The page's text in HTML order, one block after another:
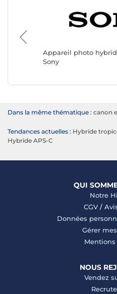
Appareil photo
Sony
Dans la même thématique : canon
Tendances actuelles : Hybride
Hybride APS-C
QUI
Notre
CGV/
Données
Gérer
NOUS
Vendez